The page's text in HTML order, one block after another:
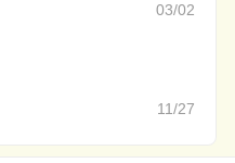
03/02
11/27